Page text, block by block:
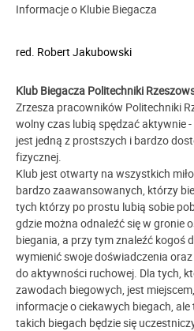
Informacje o Klubie Biegacza
red. Robert Jakubowski
Klub Biegacza Politechniki
Zrzesza pracowników Politechniki
wolny czas lubią spędzać aktywnie
jest jedną z prostszych i bardzo
fizycznej.
Klub jest otwarty na wszystkich
bardzo zaawansowanych, którzy
tych którzy po prostu lubią sobie
gdzie można odnaleźć się w gronie
biegania, a przy tym znaleźć kogoś
wymienić swoje doświadczenia
do aktywności ruchowej. Dla tych,
zawodach biegowych, jest
informacje o ciekawych biegach,
takich biegach będzie się